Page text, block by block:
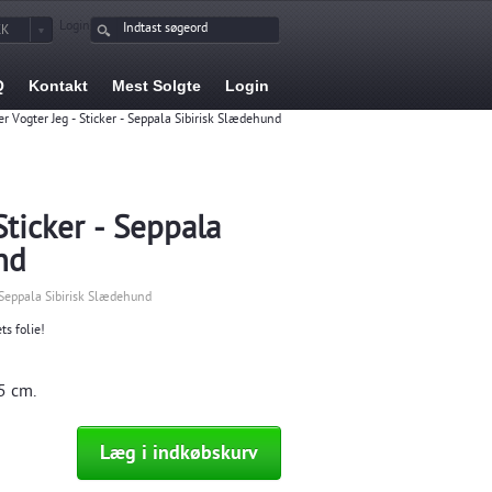
Login
Kontakt Mest Solgte Login
Vogter Jeg - Sticker - Seppala Sibirisk Slædehund
- Seppala
Sibirisk Slædehund
folie!
cm.
Læg i indkøbskurv